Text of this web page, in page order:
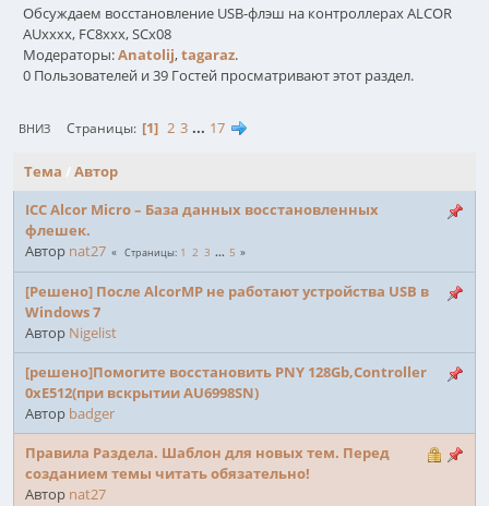
Обсуждаем восстановление USB-флэш на контроллерах ALCOR
AUxxxx, FC8xxx, SCx08
Модераторы:Anatolij,tagaraz.
0 Пользователей и 39 Гостей просматривают этот раздел.
ВНИЗ Страницы 1 2 3 ... 17
Тема
Автор
ICC Alcor Micro – База данных восстановленных
флешек.
Автор nat27 Страницы 1 2 3 ... 5
[Решено] После AlcorMP не работают устройства USB в
Windows 7
Автор Nigelist
[решено]Помогите восстановить PNY 128Gb,Controller
0xE512(при вскрытии AU6998SN)
Автор badger
Правила Раздела. Шаблон для новых тем. Перед
созданием темы читать обязательно!
Автор nat27